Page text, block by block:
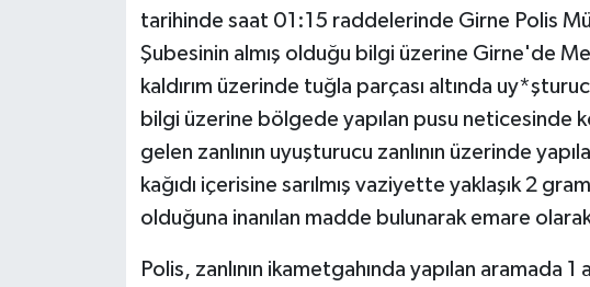
tarihinde saat 01:15 raddelerinde Girne Polis
Şubesinin almış olduğu bilgi üzerine Girne'de
kaldırım üzerinde tuğla parçası altında
bilgi üzerine bölgede yapılan pusu neticesinde
gelen zanlının uyuşturucu zanlının üzerinde
kağıdı içerisine sarılmış vaziyette yaklaşık 2
olduğuna inanılan madde bulunarak emare olarak
Polis, zanlının ikametgahında yapılan